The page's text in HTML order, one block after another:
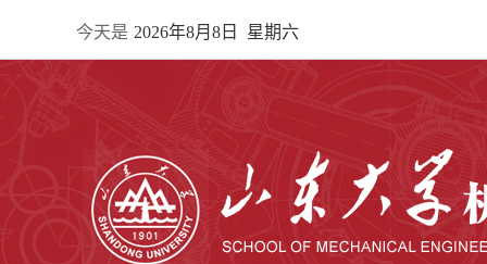
今天是 2026年8月8日 星期六